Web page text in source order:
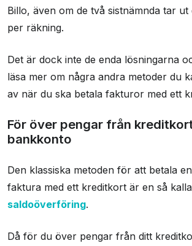
Billo, även om de två sistnämnda tar ut
per räkning.
Det är dock inte de enda lösningarna
läsa mer om några andra metoder du
av när du ska betala fakturor med ett
För över pengar från
bankkonto
Den klassiska metoden för att betala
faktura med ett kreditkort är en så
saldoöverföring.
Då för du över pengar från ditt